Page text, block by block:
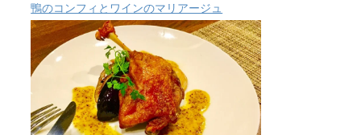
鴨のコンフィとワインのマリアージュ